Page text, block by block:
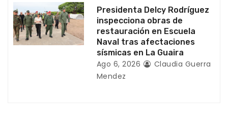
Presidenta Delcy Rodríguez
inspecciona obras de
restauración en Escuela
Naval tras afectaciones
sísmicas en La Guaira
Ago 6, 2026
Claudia Guerra
Mendez